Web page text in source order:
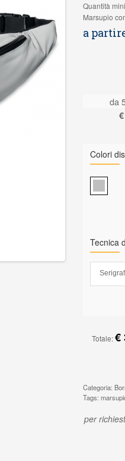
Quantità
Marsupio
a
da
Colori
Tecnica
Totale:€
Categoria:
Tags:
per